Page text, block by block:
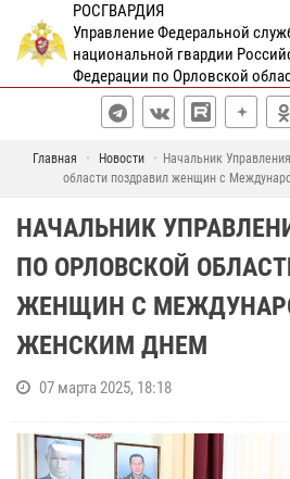
РОСГВАРДИЯ
Управление Федеральной
национальной гвардии
Федерации по Орловской
Главная Новости
Начальник
области поздравил женщин с
НАЧАЛЬНИК
ПО ОРЛОВСКОЙ
ЖЕНЩИН С
ЖЕНСКИМ ДНЕМ
07 марта 2025, 18:18